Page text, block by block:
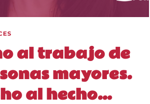
al trabajo de
mayores.
al hecho…